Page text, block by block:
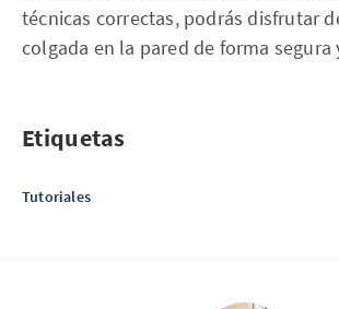
técnicas correctas, podrás disfrutar
colgada en la pared de forma segura
Etiquetas
Tutoriales